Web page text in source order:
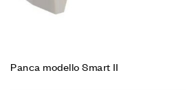
Panca modello Smart II